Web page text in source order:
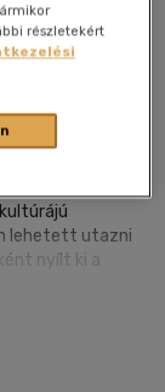
országok,
lehetett utazni
nyílt ki a
megszokott
történettől
részletekért